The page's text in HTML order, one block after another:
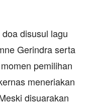
disusul lagu
Gerindra serta
pemilihan
meneriakan
disuarakan